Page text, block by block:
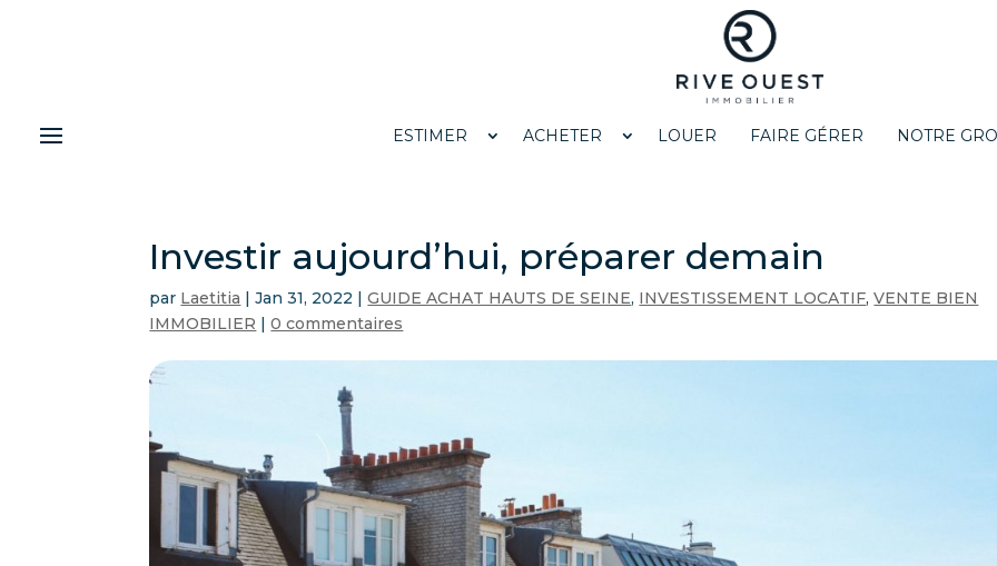
ESTIMER ACHETER LOUER FAIRE GÉRER NOTRE
Investir aujourd’hui, préparer demain
par Laetitia |Jan 31, 2022 |GUIDE ACHAT HAUTS DE SEINE, INVESTISSEMENT LOCATIF,VENTE BIEN
IMMOBILIER |0 commentaires